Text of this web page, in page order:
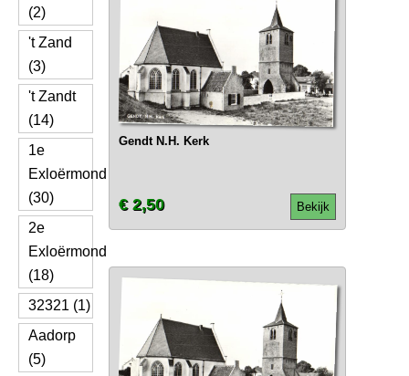
(2)
't Zand
(3)
't Zandt
(14)
1e
Exloërmond
(30)
2e
Exloërmond
(18)
32321 (1)
Aadorp
(5)
Gendt N.H. Kerk
Bekijk
€ 2,50